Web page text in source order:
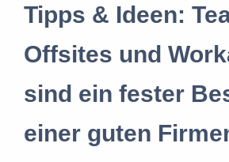
Tipps & Ideen:
Offsites und
sind ein fester
einer guten